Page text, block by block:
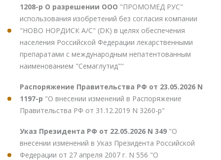
1208-р О разрешении ООО "ПРОМОМЕД РУС"
использования изобретений без согласия компании
"НОВО НОРДИСК А/С" (DK) в целях обеспечения
населения Российской Федерации лекарственными
препаратами с международным непатентованным
наименованием "Семаглутид""
Распоряжение Правительства РФ от 23.05.2026 N
1197-р "О внесении изменений в Распоряжение
Правительства РФ от 31.12.2019 N 3260-р"
Указ Президента РФ от 22.05.2026 N 349 "О
внесении изменений в Указ Президента Российской
Федерации от 27 апреля 2007 г. N 556 "О